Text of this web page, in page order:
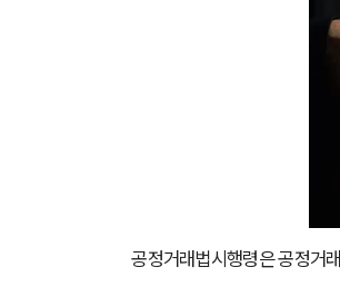
공정거래법시행령은 공정거